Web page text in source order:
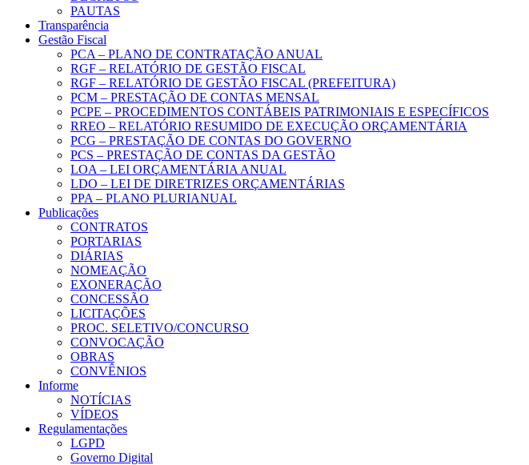
PAUTAS
Transparência
Gestão Fiscal
PCA – PLANO DE CONTRATAÇÃO ANUAL
RGF – RELATÓRIO DE GESTÃO FISCAL
RGF – RELATÓRIO DE GESTÃO FISCAL (PREFEITURA)
PCM – PRESTAÇÃO DE CONTAS MENSAL
PCPE – PROCEDIMENTOS CONTÁBEIS PATRIMONIAIS E ESPECÍFICOS
RREO – RELATÓRIO RESUMIDO DE EXECUÇÃO ORÇAMENTÁRIA
PCG – PRESTAÇÃO DE CONTAS DO GOVERNO
PCS – PRESTAÇÃO DE CONTAS DA GESTÃO
LOA – LEI ORÇAMENTÁRIA ANUAL
LDO – LEI DE DIRETRIZES ORÇAMENTÁRIAS
PPA – PLANO PLURIANUAL
Publicações
CONTRATOS
PORTARIAS
DIÁRIAS
NOMEAÇÃO
EXONERAÇÃO
CONCESSÃO
LICITAÇÕES
PROC. SELETIVO/CONCURSO
CONVOCAÇÃO
OBRAS
CONVÊNIOS
Informe
NOTÍCIAS
VÍDEOS
Regulamentações
LGPD
Governo Digital